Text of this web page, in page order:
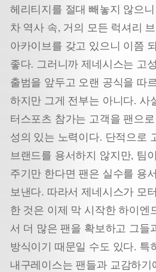
헤리티지를 절대 빼놓지 않으
차 역사 속, 거의 모든 럭셔리
아카이브를 갖고 있으니 이쯤
좋다. 그러니까 제네시스는 고
출범을 앞두고 오랜 공식을 따
하지만 그게 전부는 아니다. 사
터스포츠 참가는 고객을 팬으
성의 있는 노력이다. 단적으로
브랜드를 용서하지 않지만, 팀
주기만 한다면 팬은 실수를 용
보낸다. 따라서 제네시스가 모
한 것은 이제 막 시작한 하이엔
서 더 많은 팬을 확보하고 그들
방식이기 때문일 수도 있다. 특
내구레이스는 팬들과 교감하기